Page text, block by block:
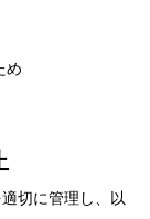
め
切に管理し、以